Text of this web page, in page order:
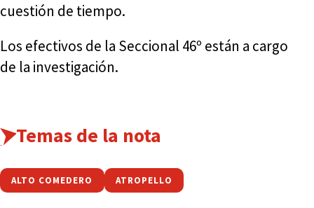
cuestión de tiempo.
Los efectivos de la Seccional 46º están a cargo
de la investigación.
Temas de la nota
ALTO COMEDERO ATROPELLO